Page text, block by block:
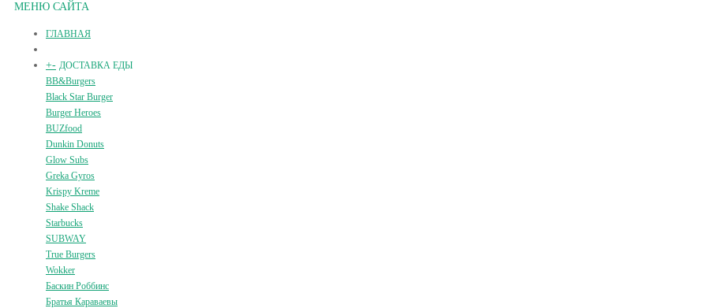
МЕНЮ САЙТА
ГЛАВНАЯ
+- ДОСТАВКА ЕДЫ
BB&Burgers
Black Star Burger
Burger Heroes
BUZfood
Dunkin Donuts
Glow Subs
Greka Gyros
Krispy Kreme
Shake Shack
Starbucks
SUBWAY
True Burgers
Wokker
Баскин Роббинс
Братья Караваевы